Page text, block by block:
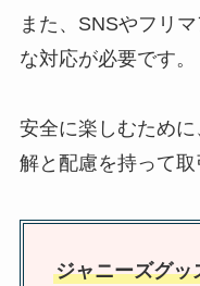
また、SNSやフリ
な対応が必要です。
安全に楽しむため
解と配慮を持って取
ジャニーズグッ